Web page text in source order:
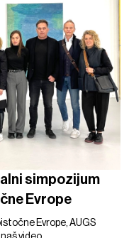
simpozijum
Evrope
Evrope, AUGS